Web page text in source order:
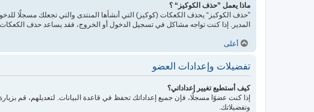
ماذا يعمل ”حذف الكوكيز“ ؟
”حذف الكوكيز“ يحذف الكعكات (كوكيز) التي أنشأها المنتدى والتي تجعلك مسجلًا
المدير. إذا كنت تواجه مشاكل في تسجيل الدخول أو الخروج، فقد يساعد حذف
أعلى
تفضيلات وإعدادات العضو
كيف أستطيع تغيير إعداداتي؟
إذا كنت عضوًا مسجلًا، فإن جميع إعداداتك تحفظ في قاعدة البيانات. لتعديلهم، قم
وتفضيلاتك.